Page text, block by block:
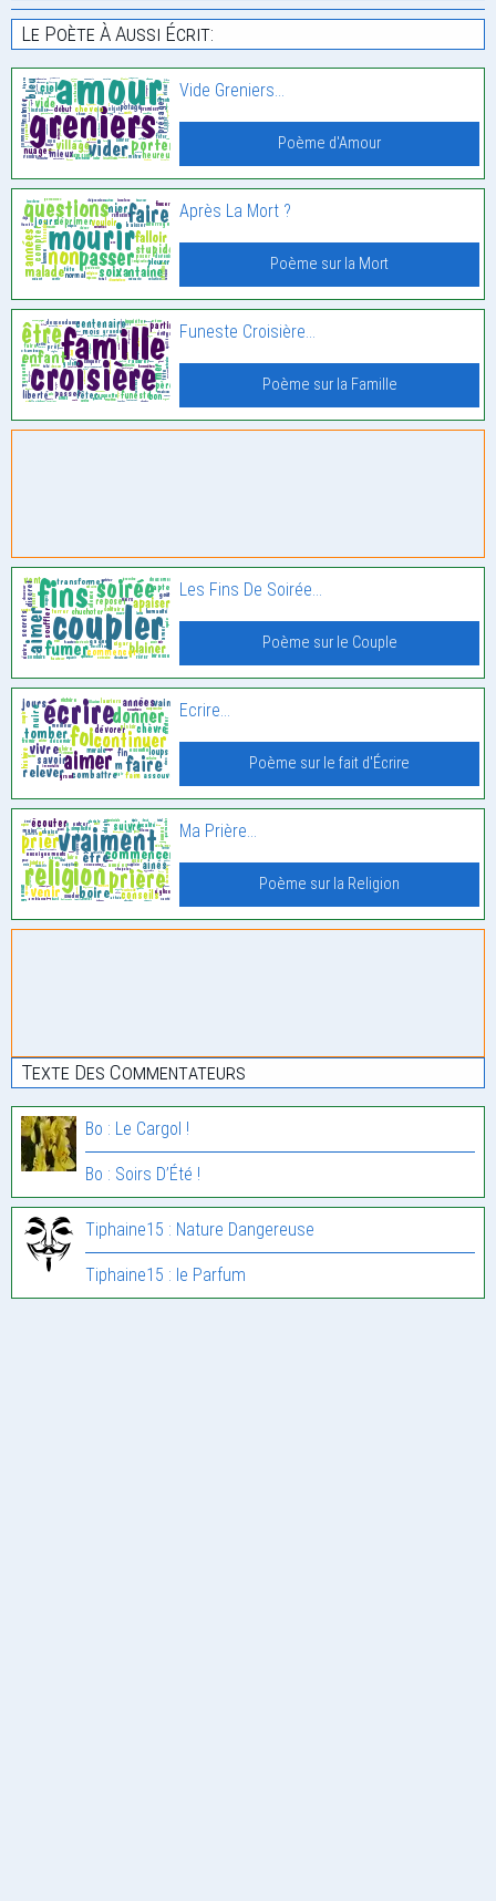
Le Poète À Aussi Écrit:
Vide Greniers…
Poème d'Amour
Après La Mort ?
Poème sur la Mort
Funeste Croisière…
Poème sur la Famille
Les Fins De Soirée…
Poème sur le Couple
Ecrire…
Poème sur le fait d'Écrire
Ma Prière…
Poème sur la Religion
Texte Des Commentateurs
Bo : Le Cargol !
Bo : Soirs D’Été !
Tiphaine15 : Nature Dangereuse
Tiphaine15 : le Parfum